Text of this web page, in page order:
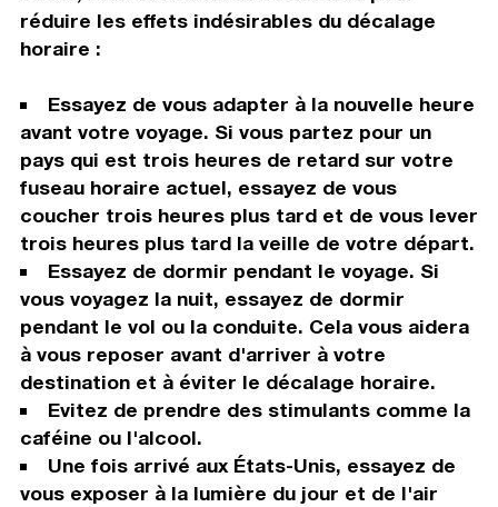
réduire les effets indésirables du décalage
horaire :
Essayez de vous adapter à la nouvelle heure
avant votre voyage. Si vous partez pour un
pays qui est trois heures de retard sur votre
fuseau horaire actuel, essayez de vous
coucher trois heures plus tard et de vous lever
trois heures plus tard la veille de votre départ.
Essayez de dormir pendant le voyage. Si
vous voyagez la nuit, essayez de dormir
pendant le vol ou la conduite. Cela vous aidera
à vous reposer avant d'arriver à votre
destination et à éviter le décalage horaire.
Evitez de prendre des stimulants comme la
caféine ou l'alcool.
Une fois arrivé aux États-Unis, essayez de
vous exposer à la lumière du jour et de l'air